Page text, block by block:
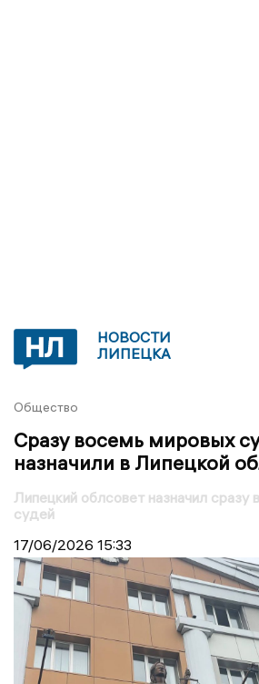
НОВОСТИ
ЛИПЕЦКА
Общество
Сразу восемь мировых
назначили в Липецкой
Липецкий облсовет назначил сразу
судей
17/06/2026 15:33